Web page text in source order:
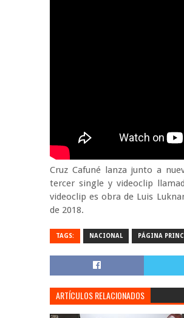
Cruz Cafuné lanza junto a
tercer single y videoclip
videoclip es obra de Luis
de 2018.
TAGS: NACIONAL PÁGINA
ARTÍCULOS RELACIONADOS